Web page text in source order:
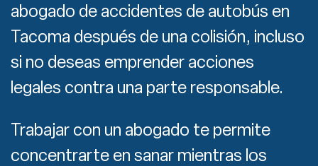
abogado de accidentes de autobús en
Tacoma después de una colisión, incluso
si no deseas emprender acciones
legales contra una parte responsable.
Trabajar con un abogado te permite
concentrarte en sanar mientras los